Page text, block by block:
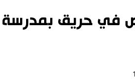
أشخاص في حريق